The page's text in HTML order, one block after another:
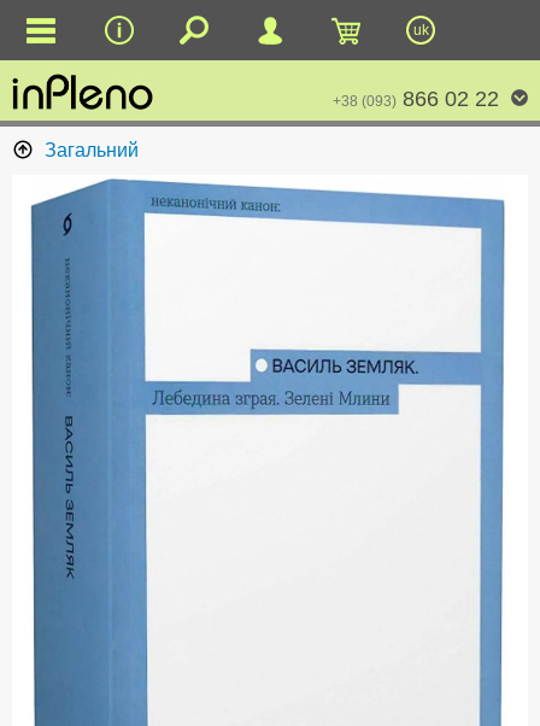
uk
+38 (093) 866 02 22
Загальний